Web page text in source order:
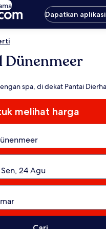
Dapatkan
Dünenmeer
spa, di dekat Pantai
melihat harga